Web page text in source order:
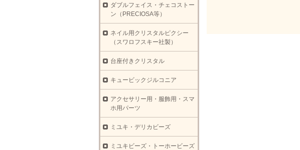
ダブルフェイス・チェコストー
ン（PRECIOSA等）
ネイル用クリスタルピクシー
（スワロフスキー社製）
台座付きクリスタル
キュービックジルコニア
アクセサリー用・服飾用・スマ
ホ用パーツ
ミユキ・デリカビーズ
ミユキビーズ・トーホービーズ